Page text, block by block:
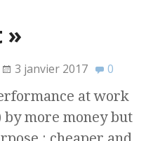
»
3 janvier 2017 0
at work
more money but